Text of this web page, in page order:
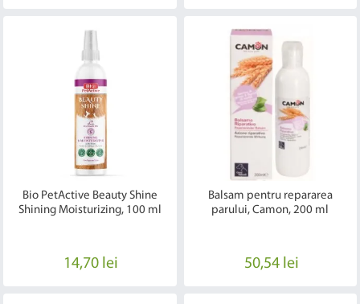
Bio PetActive Beauty Shine
Shining Moisturizing, 100 ml
14,70 lei
Balsam pentru repararea
parului, Camon, 200 ml
50,54 lei